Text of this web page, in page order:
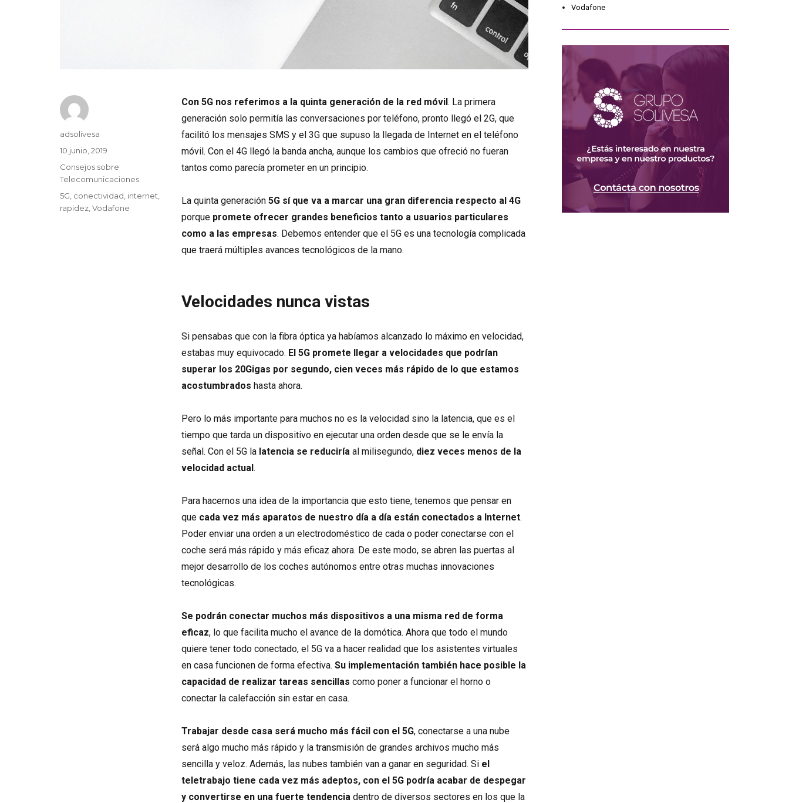
Con 5G nos referimos a la quinta generación de la red móvil. La primera
generación solo permitía las conversaciones por teléfono, pronto llegó el 2G, que
facilitó los mensajes SMS y el 3G que supuso la llegada de Internet en el teléfono
móvil. Con el 4G llegó la banda ancha, aunque los cambios que ofreció no fueran
tantos como parecía prometer en un principio.
La quinta generación5G sí que va a marcar una gran diferencia respecto al 4G
porque promete ofrecer grandes beneficios tanto a usuarios particulares
como a las empresas. Debemos entender que el 5G es una tecnología complicada
que traerá múltiples avances tecnológicos de la mano.
Velocidades nunca vistas
Si pensabas que con la fibra óptica ya habíamos alcanzado lo máximo en velocidad,
estabas muy equivocado. El 5G promete llegar a velocidades que podrían
superar los 20Gigas por segundo, cien veces más rápido de lo que estamos
acostumbrados hasta ahora.
Pero lo más importante para muchos no es la velocidad sino la latencia, que es el
tiempo que tarda un dispositivo en ejecutar una orden desde que se le envía la
señal. Con el 5G la latencia se reduciría al milisegundo, diez veces menos de la
velocidad actual.
Para hacernos una idea de la importancia que esto tiene, tenemos que pensar en
que cada vez más aparatos de nuestro día a día están conectados a Internet.
Poder enviar una orden a un electrodoméstico de cada o poder conectarse con el
coche será más rápido y más eficaz ahora. De este modo, se abren las puertas al
mejor desarrollo de los coches autónomos entre otras muchas innovaciones
tecnológicas.
Se podrán conectar muchos más dispositivos a una misma red de forma
eficaz, lo que facilita mucho el avance de la domótica. Ahora que todo el mundo
quiere tener todo conectado, el 5G va a hacer realidad que los asistentes virtuales
en casa funcionen de forma efectiva.Su implementación también hace posible la
capacidad de realizar tareas sencillas como poner a funcionar el horno o
conectar la calefacción sin estar en casa.
Trabajar desde casa será mucho más fácil con el 5G, conectarse a una nube
será algo mucho más rápido y la transmisión de grandes archivos mucho más
sencilla y veloz. Además, las nubes también van a ganar en seguridad. Si el
teletrabajo tiene cada vez más adeptos, con el 5G podría acabar de despegar
y convertirse en una fuerte tendencia dentro de diversos sectores en los que la
Autor
adsolivesa
Publicado
10 junio, 2019
Categorías
Consejos sobre
Telecomunicaciones
Etiquetas
5G conectividad internet
rapidez Vodafone
Vodafone